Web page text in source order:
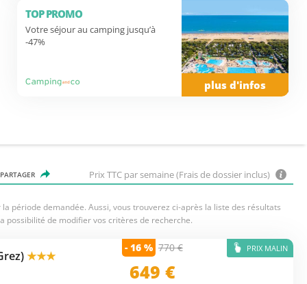
TOP PROMO
Votre séjour au camping jusqu’à
-47%
plus d'infos
PARTAGER Prix TTC par semaine (Frais de dossier inclus)
période demandée. Aussi, vous trouverez ci-après la liste des résultats
possibilité de modifier vos critères de recherche.
★★★
- 16 % 770 €
649 €
PRIX MALIN